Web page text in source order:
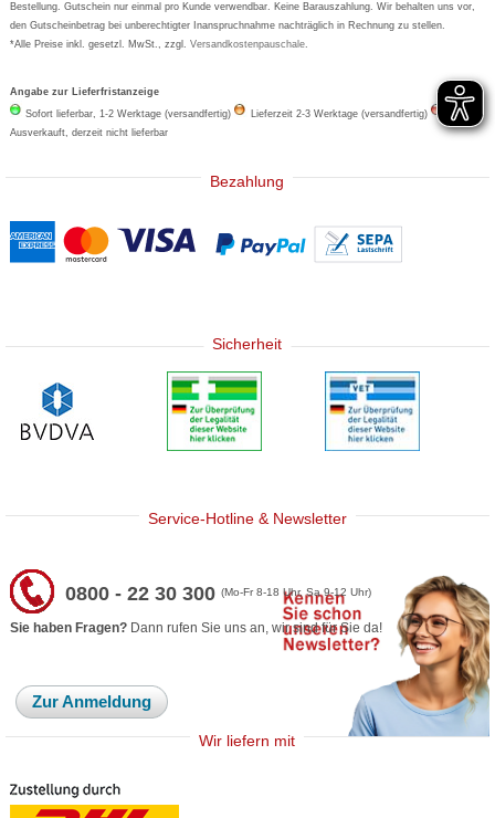
Bestellung. Gutschein nur einmal pro Kunde verwendbar. Keine Barauszahlung. Wir behalten uns vor,
den Gutscheinbetrag bei unberechtigter Inanspruchnahme nachträglich in Rechnung zu stellen.
*Alle Preise inkl. gesetzl. MwSt., zzgl.Versandkostenpauschale.
Angabe zur Lieferfristanzeige
Sofort lieferbar, 1-2 Werktage (versandfertig)
Lieferzeit 2-3 Werktage (versandfertig)
Ausverkauft, derzeit nicht lieferbar
Bezahlung
Sicherheit
Service-Hotline & Newsletter
0800 - 22 30 300(Mo-Fr 8-18 Uhr, Sa 9-12 Uhr)
Sie haben Fragen? Dann rufen Sie uns an, wir sind für Sie da!
Zur Anmeldung
Wir liefern mit